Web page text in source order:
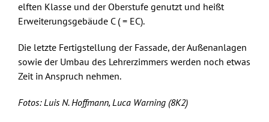
elften Klasse und der Oberstufe genutzt und heißt
Erweiterungsgebäude C ( = EC).
Die letzte Fertigstellung der Fassade, der Außenanlagen
sowie der Umbau des Lehrerzimmers werden noch etwas
Zeit in Anspruch nehmen.
Fotos: Luis N. Hoffmann, Luca Warning (8K2)